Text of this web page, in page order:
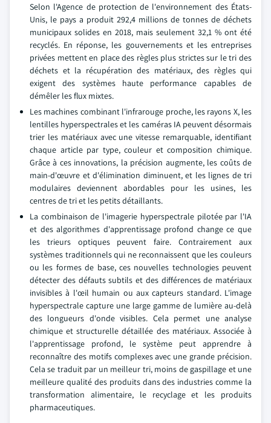
Selon l'Agence de protection de l'environnement des États-
Unis, le pays a produit 292,4 millions de tonnes de déchets
municipaux solides en 2018, mais seulement 32,1 % ont été
recyclés. En réponse, les gouvernements et les entreprises
privées mettent en place des règles plus strictes sur le tri des
déchets et la récupération des matériaux, des règles qui
exigent des systèmes haute performance capables de
démêler les flux mixtes.
Les machines combinant l'infrarouge proche, les rayons X, les
lentilles hyperspectrales et les caméras IA peuvent désormais
trier les matériaux avec une vitesse remarquable, identifiant
chaque article par type, couleur et composition chimique.
Grâce à ces innovations, la précision augmente, les coûts de
main-d'œuvre et d'élimination diminuent, et les lignes de tri
modulaires deviennent abordables pour les usines, les
centres de tri et les petits détaillants.
La combinaison de l'imagerie hyperspectrale pilotée par l'IA
et des algorithmes d'apprentissage profond change ce que
les trieurs optiques peuvent faire. Contrairement aux
systèmes traditionnels qui ne reconnaissent que les couleurs
ou les formes de base, ces nouvelles technologies peuvent
détecter des défauts subtils et des différences de matériaux
invisibles à l'œil humain ou aux capteurs standard. L'image
hyperspectrale capture une large gamme de lumière au-delà
des longueurs d'onde visibles. Cela permet une analyse
chimique et structurelle détaillée des matériaux. Associée à
l'apprentissage profond, le système peut apprendre à
reconnaître des motifs complexes avec une grande précision.
Cela se traduit par un meilleur tri, moins de gaspillage et une
meilleure qualité des produits dans des industries comme la
transformation alimentaire, le recyclage et les produits
pharmaceutiques.